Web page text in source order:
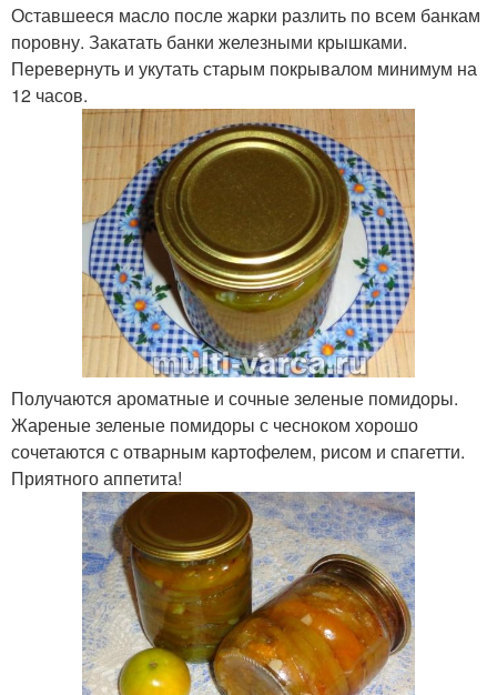
Оставшееся масло после жарки разлить по всем банкам
поровну. Закатать банки железными крышками.
Перевернуть и укутать старым покрывалом минимум на
12 часов.
Получаются ароматные и сочные зеленые помидоры.
Жареные зеленые помидоры с чесноком хорошо
сочетаются с отварным картофелем, рисом и спагетти.
Приятного аппетита!